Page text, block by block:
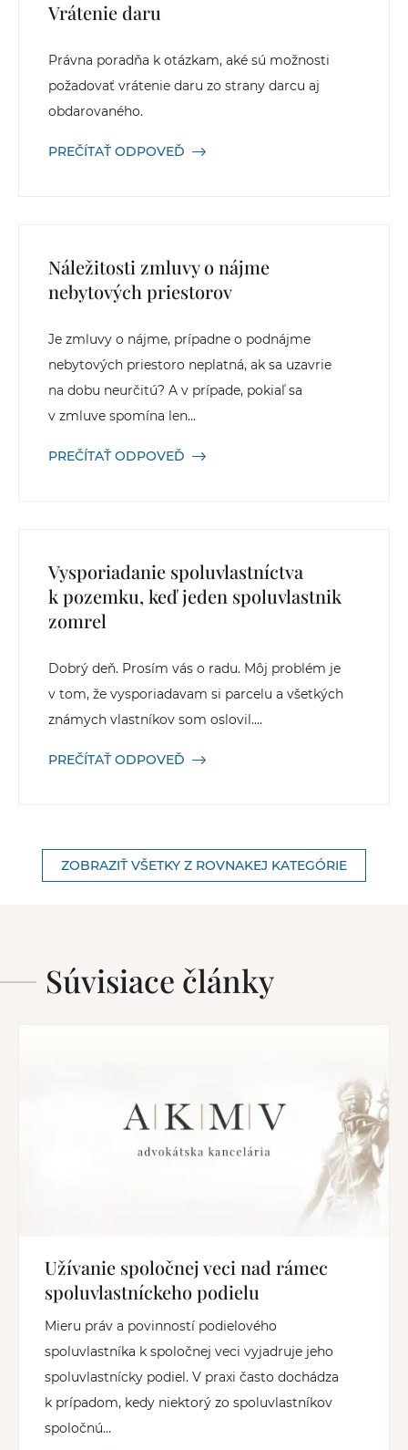
Vrátenie daru
Právna poradňa k otázkam, aké sú možnosti
požadovať vrátenie daru zo strany darcu aj
obdarovaného.
PREČÍTAŤ ODPOVEĎ
Náležitosti zmluvy o nájme
nebytových priestorov
Je zmluvy o nájme, prípadne o podnájme
nebytových priestoro neplatná, ak sa uzavrie
na dobu neurčitú? A v prípade, pokiaľ sa
v zmluve spomína len...
PREČÍTAŤ ODPOVEĎ
Vysporiadanie spoluvlastníctva
k pozemku, keď jeden spoluvlastnik
zomrel
Dobrý deň. Prosím vás o radu. Môj problém je
v tom, že vysporiadavam si parcelu a všetkých
známych vlastníkov som oslovil....
PREČÍTAŤ ODPOVEĎ
ZOBRAZIŤ VŠETKY Z ROVNAKEJ KATEGÓRIE
Súvisiace články
Užívanie spoločnej veci nad rámec
spoluvlastníckeho podielu
Mieru práv a povinností podielového
spoluvlastníka k spoločnej veci vyjadruje jeho
spoluvlastnícky podiel. V praxi často dochádza
k prípadom, kedy niektorý zo spoluvlastníkov
spoločnú...